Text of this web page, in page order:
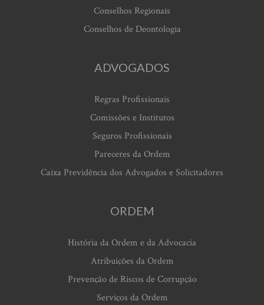
Conselhos Regionais
Conselhos de Deontologia
ADVOGADOS
Regras Profissionais
Comissões e Institutos
Seguros Profissionais
Pareceres da Ordem
Caixa Previdência dos Advogados e Solicitadores
ORDEM
História da Ordem e da Advocacia
Atribuições da Ordem
Prevenção de Riscos de Corrupção
Serviços da Ordem